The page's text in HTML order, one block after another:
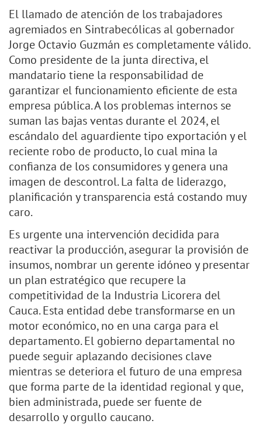
El llamado de atención de los trabajadores
agremiados en Sintrabecólicas al gobernador
Jorge Octavio Guzmán es completamente válido.
Como presidente de la junta directiva, el
mandatario tiene la responsabilidad de
garantizar el funcionamiento eficiente de esta
empresa pública. A los problemas internos se
suman las bajas ventas durante el 2024, el
escándalo del aguardiente tipo exportación y el
reciente robo de producto, lo cual mina la
confianza de los consumidores y genera una
imagen de descontrol. La falta de liderazgo,
planificación y transparencia está costando muy
caro.
Es urgente una intervención decidida para
reactivar la producción, asegurar la provisión de
insumos, nombrar un gerente idóneo y presentar
un plan estratégico que recupere la
competitividad de la Industria Licorera del
Cauca. Esta entidad debe transformarse en un
motor económico, no en una carga para el
departamento. El gobierno departamental no
puede seguir aplazando decisiones clave
mientras se deteriora el futuro de una empresa
que forma parte de la identidad regional y que,
bien administrada, puede ser fuente de
desarrollo y orgullo caucano.